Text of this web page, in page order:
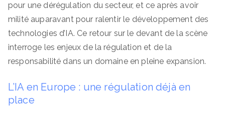
pour une dérégulation du secteur, et ce après avoir
milité auparavant pour ralentir le développement des
technologies d’IA. Ce retour sur le devant de la scène
interroge les enjeux de la régulation et de la
responsabilité dans un domaine en pleine expansion.
L’IA en Europe : une régulation déjà en
place